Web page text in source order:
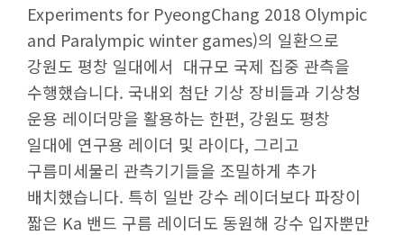
Experiments for PyeongChang 2018 Olympic
and Paralympic winter games)의 일환으로
강원도 평창 일대에서 대규모 국제 집중 관측을
수행했습니다. 국내외 첨단 기상 장비들과 기상청
운용 레이더망을 활용하는 한편, 강원도 평창
일대에 연구용 레이더 및 라이다, 그리고
구름미세물리 관측기기들을 조밀하게 추가
배치했습니다. 특히 일반 강수 레이더보다 파장이
짧은 Ka 밴드 구름 레이더도 동원해 강수 입자뿐만